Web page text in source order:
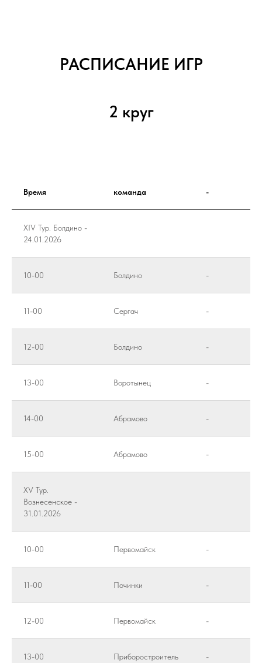
РАСПИСАНИЕ ИГР
2 круг
Время команда -
XIV Тур. Болдино -
24.01.2026
10-00 Болдино -
11-00 Сергач -
12-00 Болдино -
13-00 Воротынец -
14-00 Абрамово -
15-00 Абрамово -
XV Тур.
Вознесенское -
31.01.2026
10-00 Первомайск -
11-00 Починки -
12-00 Первомайск -
13-00 Приборостроитель -